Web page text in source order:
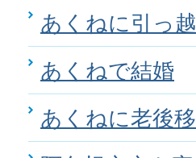
あくねに引っ
あくねで結婚
あくねに老後